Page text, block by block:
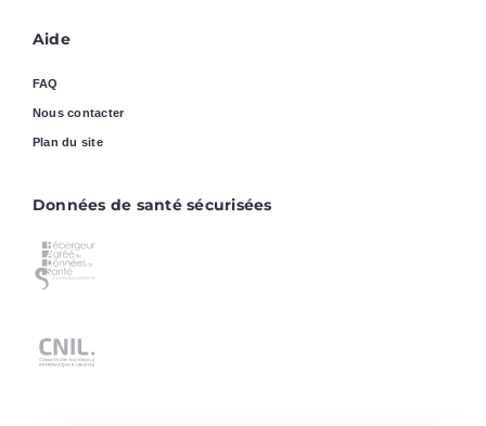
Aide
FAQ
Nous contacter
Plan du site
Données de santé sécurisées